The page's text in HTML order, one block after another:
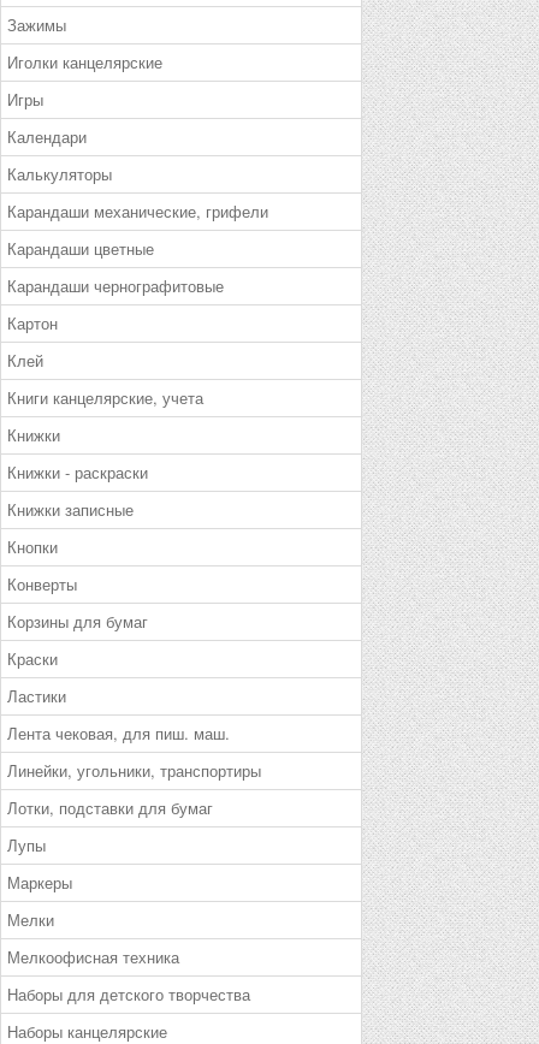
Зажимы
Иголки канцелярские
Игры
Календари
Калькуляторы
Карандаши механические, грифели
Карандаши цветные
Карандаши чернографитовые
Картон
Клей
Книги канцелярские, учета
Книжки
Книжки - раскраски
Книжки записные
Кнопки
Конверты
Корзины для бумаг
Краски
Ластики
Лента чековая, для пиш. маш.
Линейки, угольники, транспортиры
Лотки, подставки для бумаг
Лупы
Маркеры
Мелки
Мелкоофисная техника
Наборы для детского творчества
Наборы канцелярские